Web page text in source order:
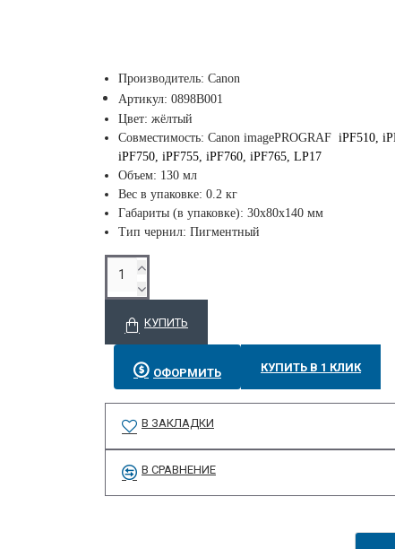
Производитель: Canon
Артикул: 0898B001
Цвет: жёлтый
Совместимость: Canon imagePROGRAF iPF510,
iPF750, iPF755, iPF760, iPF765, LP17
Объем: 130 мл
Вес в упаковке: 0.2 кг
Габариты (в упаковке): 30x80x140 мм
Тип чернил: Пигментный
КУПИТЬ
ОФОРМИТЬ КУПИТЬ В 1 КЛИК
В ЗАКЛАДКИ
В СРАВНЕНИЕ